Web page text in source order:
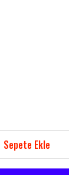
Sepete Ekle